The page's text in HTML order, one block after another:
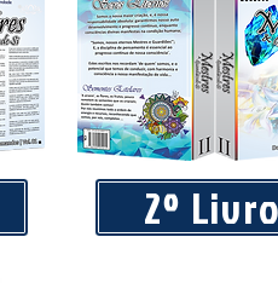
equipamentos de
2º